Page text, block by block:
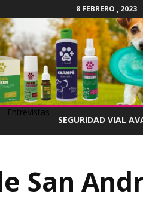
8 FEBRERO , 2023
Entrevistas
SEGURIDAD VIAL
San